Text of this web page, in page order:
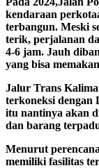
kendaraan
terbangun. Meski
terik, perjalanan
4-6 jam. Jauh
yang bisa
Jalur Trans
terkoneksi dengan
itu nantinya akan
dan barang
Menurut
memiliki fasilitas